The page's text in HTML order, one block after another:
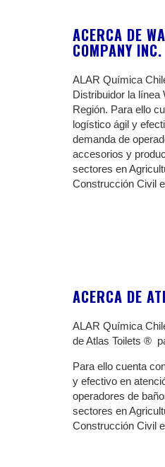
ACERCA DE
COMPANY INC.
ALAR Química
Distribuidor la línea
Región. Para ello
logístico ágil y
demanda de
accesorios y
sectores en
Construcción Civil
ACERCA DE
ALAR Química
de Atlas Toilets ®
Para ello cuenta
y efectivo en
operadores de
sectores en
Construcción Civil